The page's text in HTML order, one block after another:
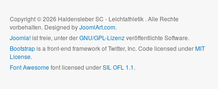
Copyright © 2026 Haldensleber SC - Leichtathletik . Alle Rechte
vorbehalten. Designed byJoomlArt.com.
Joomla!ist freie, unter derGNU/GPL-Lizenzveröffentlichte Software.
Bootstrapis a front-end framework of Twitter, Inc. Code licensed underMIT
License.
Font Awesomefont licensed underSIL OFL 1.1.